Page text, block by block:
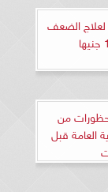
لعلاج الضعف
من
العامة قبل